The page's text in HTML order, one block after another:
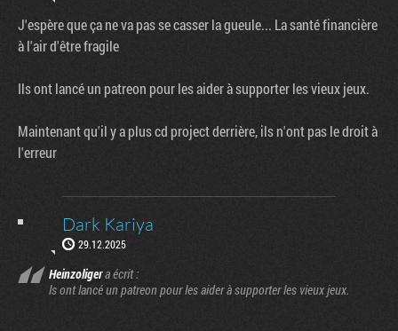
J'espère que ça ne va pas se casser la gueule... La santé financière
à l'air d'être fragile
Ils ont lancé un patreon pour les aider à supporter les vieux jeux.
Maintenant qu'il y a plus cd project derrière, ils n'ont pas le droit à
l'erreur
Dark Kariya
29.12.2025
Heinzoligera écrit :
ls ont lancé un patreon pour les aider à supporter les vieux jeux.